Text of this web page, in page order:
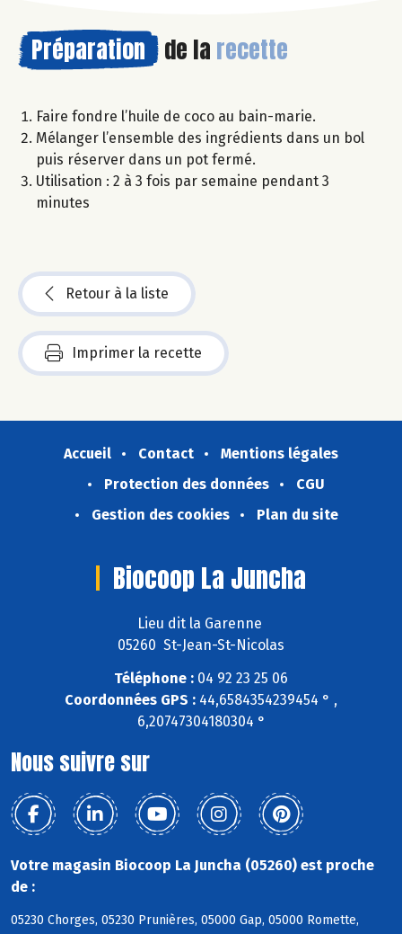
Préparation de la recette
Faire fondre l’huile de coco au bain-marie.
Mélanger l’ensemble des ingrédients dans un bol
puis réserver dans un pot fermé.
Utilisation : 2 à 3 fois par semaine pendant 3
minutes
Retour à la liste
Imprimer la recette
Accueil Contact
Mentions légales
Protection des données
CGU
Gestion des cookies
Plan du site
Biocoop La Juncha
Lieu dit la Garenne
05260 St-Jean-St-Nicolas
Téléphone : 04 92 23 25 06
Coordonnées GPS : 44,6584354239454 ° ,
6,20747304180304 °
Nous suivre sur
Votre magasin Biocoop La Juncha (05260) est proche
de :
05230 Chorges, 05230 Prunières, 05000 Gap, 05000 Romette,